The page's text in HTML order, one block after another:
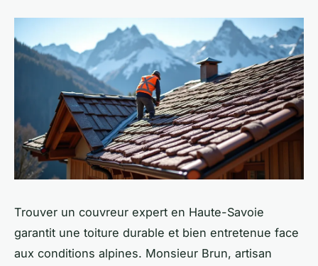
Trouver un couvreur expert en Haute-Savoie
garantit une toiture durable et bien entretenue face
aux conditions alpines. Monsieur Brun, artisan